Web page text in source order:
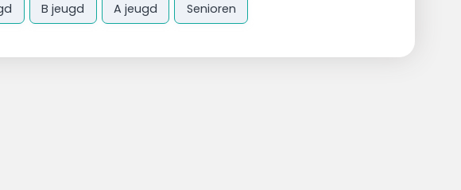
B jeugd A jeugd Senioren